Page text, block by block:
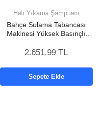
Halı Yıkama Şampuanı
Bahçe Sulama Tabancası
Makinesi Yüksek Basınçlı
2.651,99 TL
Sepete Ekle